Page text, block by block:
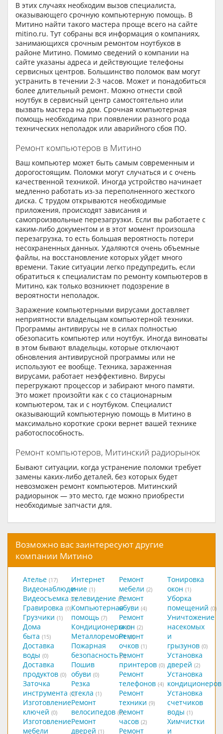
В этих случаях необходим вызов специалиста,
оказывающего срочную компьютерную помощь. В
Митино найти такого мастера проще всего на сайте
mitino.ru. Тут собраны вся информация о компаниях,
занимающихся срочным ремонтом ноутбуков в
районе Митино. Помимо сведений о компании на
сайте указаны адреса и действующие телефоны
сервисных центров. Большинство поломок вам могут
устранить в течении 2-3 часов. Может и понадобиться
более длительный ремонт. Можно отнести свой
ноутбук в сервисный центр самостоятельно или
вызвать мастера на дом. Срочная компьютерная
помощь необходима при появлении разного рода
технических неполадок или аварийного сбоя ПО.
Ремонт компьютеров в Митино
Ваш компьютер может быть самым современным и
дорогостоящим. Поломки могут случаться и с очень
качественной техникой. Иногда устройство начинает
медленно работать из-за переполненного жесткого
диска. С трудом открываются необходимые
приложения, происходят зависания и
самопроизвольные перезагрузки. Если вы работаете с
каким-либо документом и в этот момент произошла
перезагрузка, то есть большая вероятность потери
несохраненных данных. Удаляются очень объемные
файлы, на восстановление которых уйдет много
времени. Такие ситуации легко предупредить, если
обратиться к специалистам по ремонту компьютеров в
Митино, как только возникнет подозрение в
вероятности неполадок.
Заражение компьютерными вирусами доставляет
неприятности владельцам компьютерной техники.
Программы антивирусы не в силах полностью
обезопасить компьютер или ноутбук. Иногда виноваты
в этом бывают владельцы, которые отключают
обновления антивирусной программы или не
используют ее вообще. Техника, зараженная
вирусами, работает неэффективно. Вирусы
перегружают процессор и забирают много памяти.
Это может произойти как с со стационарным
компьютером, так и с ноутбуком. Специалист
оказывающий компьютерную помощь в Митино в
максимально короткие сроки вернет вашей технике
работоспособность.
Ремонт компьютеров, Митинский радиорынок
Бывают ситуации, когда устранение поломки требует
замены каких-либо деталей, без которых будет
невозможен ремонт компьютеров. Митинский
радиорынок — это место, где можно приобрести
необходимые запчасти для.
Возможно вас заинтересуют другие
компании Митино
Ателье (17)
Видеонаблюдение (1)
Видеосъемка (2)
Гравировка (0)
Грузчики (1)
Дома
быта (15)
Доставка
воды (0)
Доставка
продуктов (0)
Заточка
инструмента (0)
Изготовление
ключей (0)
Изготовление
мебели
Интернет
и
телевидение (5)
Компьютерная
помощь (7)
Кондиционеры (0)
Металлоремонт (2)
Пожарная
безопасность (0)
Пошив
обуви (0)
Резка
стекла (1)
Ремонт
велосипедов (0)
Ремонт
дверей (1)
Ремонт
мебели (2)
Ремонт
обуви (4)
Ремонт
окон (2)
Ремонт
очков (1)
Ремонт
принтеров (0)
Ремонт
телефонов (4)
Ремонт
техники (9)
Ремонт
часов (2)
Ремонт
Тонировка
окон (1)
Уборка
помещений (0)
Уничтожение
насекомых
и
грызунов (0)
Установка
дверей (2)
Установка
кондиционеров
Установка
счетчиков
воды (1)
Химчистки
и